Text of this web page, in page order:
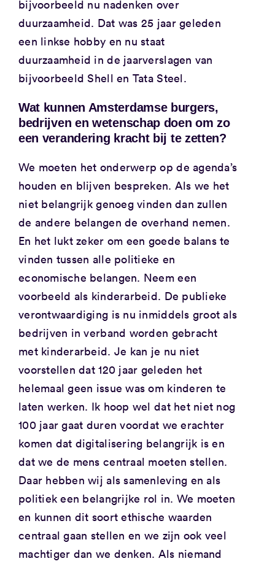
bijvoorbeeld nu nadenken over
duurzaamheid. Dat was 25 jaar geleden
een linkse hobby en nu staat
duurzaamheid in de jaarverslagen van
bijvoorbeeld Shell en Tata Steel.
Wat kunnen Amsterdamse burgers,
bedrijven en wetenschap doen om zo
een verandering kracht bij te zetten?
We moeten het onderwerp op de agenda’s
houden en blijven bespreken. Als we het
niet belangrijk genoeg vinden dan zullen
de andere belangen de overhand nemen.
En het lukt zeker om een goede balans te
vinden tussen alle politieke en
economische belangen. Neem een
voorbeeld als kinderarbeid. De publieke
verontwaardiging is nu inmiddels groot als
bedrijven in verband worden gebracht
met kinderarbeid. Je kan je nu niet
voorstellen dat 120 jaar geleden het
helemaal geen issue was om kinderen te
laten werken. Ik hoop wel dat het niet nog
100 jaar gaat duren voordat we erachter
komen dat digitalisering belangrijk is en
dat we de mens centraal moeten stellen.
Daar hebben wij als samenleving en als
politiek een belangrijke rol in. We moeten
en kunnen dit soort ethische waarden
centraal gaan stellen en we zijn ook veel
machtiger dan we denken. Als niemand